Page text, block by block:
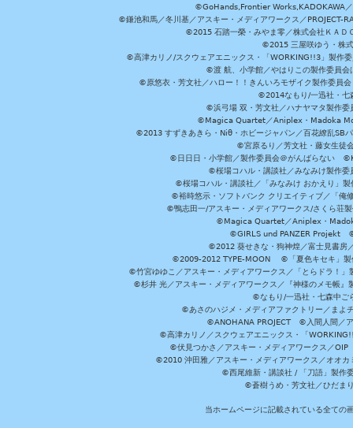
©GoHands,Frontier Works,KADOKAWA
©鎌池和馬／冬川基／アスキー・メディアワークス／
©2015 石踏一榮・みやま零／株式会社ＫＡＤ
©2015 三屋咲ゆう・株
©高津カリノ/スクウェアエニックス・「WORKING!!3」製作
©渡 航、小学館／やはりこの製作委員
©原悠衣・芳文社／ハロー！！きんいろモザイク製作委員
©2014なもり/一迅社・
©浜弓場 双・芳文社／ハナヤマタ製作
©Magica Quartet／Aniplex・Madoka
©2013 すずきあきら・Niθ・ホビージャパン／百花繚乱
©宮原るり／芳文社・藤女生徒
©日日日・小学館／製作委員会＠がんばらない
©桜場コハル・講談社／みなみけ製作
©桜場コハル・講談社／「みなみけ おかえり」
©裕時悠示・ソフトバンク クリエイティブ／「
©鴨志田一/アスキー・メディアワークス/さく
©Magica Quartet／Aniplex・
©GIRLS und PANZER Projekt ©
©2012 葵せきな・狗神煌／富士見書
©2009-2012 TYPE-MOON ©「夏色キセキ」製
©竹宮ゆゆこ／アスキー・メディアワークス／「とらドラ！
©杉井 光／アスキー・メディアワークス／『神様のメモ帳
©なもり/一迅社・七森中
©あさのハジメ・メディアファクトリー／ま
©ANOHANA PROJECT ©入間人間／ア
©高津カリノ／スクウェアエニックス・「
©伏見つかさ／アスキー・メディアワークス／
©2010 沖田雅／アスキー・メディアワークス／オオ
©西尾維新・講談社 / 「刀語」製作
©蒼樹うめ・芳文社／ひだま
当ホームページに記載されている全ての